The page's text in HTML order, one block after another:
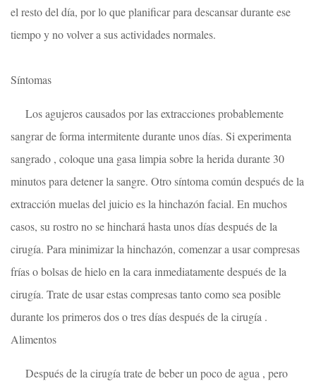
el resto del día, por lo que planificar para descansar durante ese
tiempo y no volver a sus actividades normales.
Síntomas
Los agujeros causados ​​por las extracciones probablemente
sangrar de forma intermitente durante unos días. Si experimenta
sangrado , coloque una gasa limpia sobre la herida durante 30
minutos para detener la sangre. Otro síntoma común después de la
extracción muelas del juicio es la hinchazón facial. En muchos
casos, su rostro no se hinchará hasta unos días después de la
cirugía. Para minimizar la hinchazón, comenzar a usar compresas
frías o bolsas de hielo en la cara inmediatamente después de la
cirugía. Trate de usar estas compresas tanto como sea posible
durante los primeros dos o tres días después de la cirugía .
Alimentos
Después de la cirugía trate de beber un poco de agua , pero